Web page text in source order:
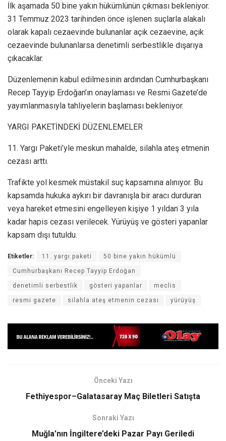
İlk aşamada 50 bine yakın hükümlünün çıkması bekleniyor.
31 Temmuz 2023 tarihinden önce işlenen suçlarla alakalı
olarak kapalı cezaevinde bulunanlar açık cezaevine, açık
cezaevinde bulunanlarsa denetimli serbestlikle dışarıya
çıkacaklar.
Düzenlemenin kabul edilmesinin ardından Cumhurbaşkanı
Recep Tayyip Erdoğan’ın onaylaması ve Resmi Gazete’de
yayımlanmasıyla tahliyelerin başlaması bekleniyor.
YARGI PAKETİNDEKİ DÜZENLEMELER
11. Yargı Paketi’yle meskun mahalde, silahla ateş etmenin
cezası arttı.
Trafikte yol kesmek müstakil suç kapsamına alınıyor. Bu
kapsamda hukuka aykırı bir davranışla bir aracı durduran
veya hareket etmesini engelleyen kişiye 1 yıldan 3 yıla
kadar hapis cezası verilecek. Yürüyüş ve gösteri yapanlar
kapsam dışı tutuldu.
Etiketler: 11. yargı paketi 50 bine yakın hükümlü
Cumhurbaşkanı Recep Tayyip Erdoğan
denetimli serbestlik gösteri yapanlar meclis
resmi gazete silahla ateş etmenin cezası yürüyüş
Önceki Yazı
Fethiyespor–Galatasaray Maç Biletleri Satışta
Sonraki Yazı
Muğla’nın İngiltere’deki Pazar Payı Geriledi